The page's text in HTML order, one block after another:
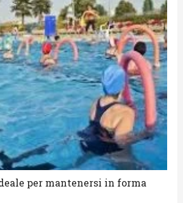
per mantenersi in forma